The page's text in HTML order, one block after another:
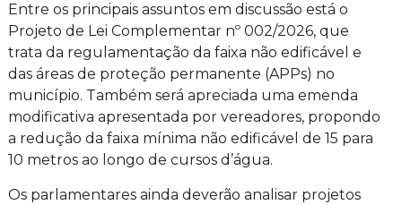
Entre os principais assuntos em discussão está o
Projeto de Lei Complementar nº 002/2026, que
trata da regulamentação da faixa não edificável e
das áreas de proteção permanente (APPs) no
município. Também será apreciada uma emenda
modificativa apresentada por vereadores, propondo
a redução da faixa mínima não edificável de 15 para
10 metros ao longo de cursos d’água.
Os parlamentares ainda deverão analisar projetos